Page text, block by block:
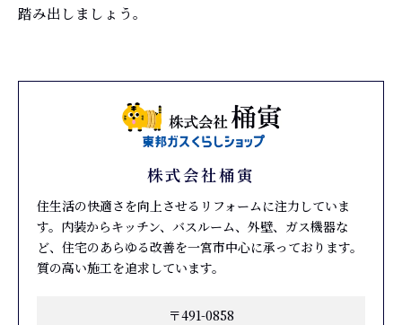
踏み出しましょう。
株式会社桶寅
住生活の快適さを向上させるリフォームに注力していま
す。内装からキッチン、バスルーム、外壁、ガス機器な
ど、住宅のあらゆる改善を一宮市中心に承っております。
質の高い施工を追求しています。
〒491-0858